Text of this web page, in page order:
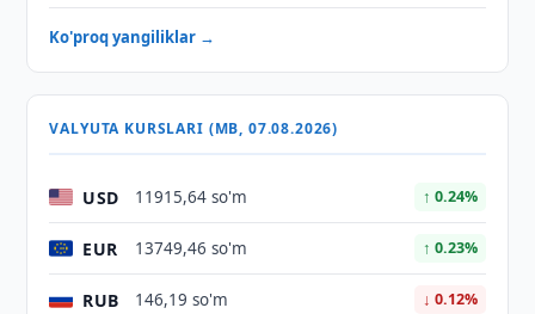
Ko'proq yangiliklar →
VALYUTA KURSLARI (MB, 07.08.2026)
USD 11915,64 so'm ↑ 0.24%
EUR 13749,46 so'm ↑ 0.23%
RUB 146,19 so'm ↓ 0.12%